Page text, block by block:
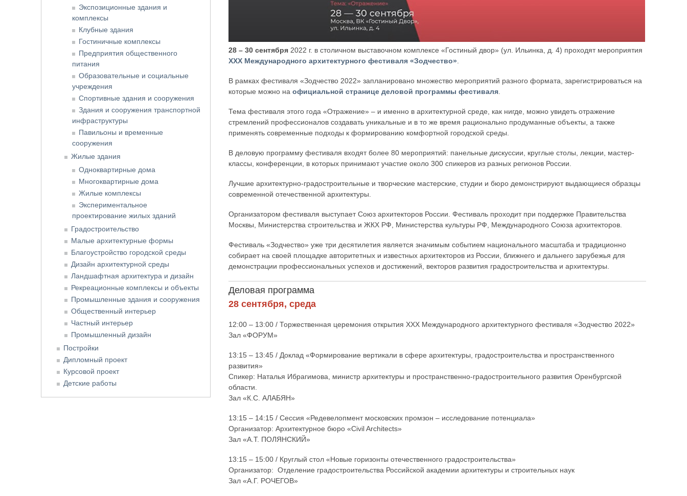
28 – 30 сентября 2022 г. в столичном выставочном комплексе «Гостиный двор» (ул. Ильинка, д. 4) проходят мероприятия
XXX Международного архитектурного фестиваля «Зодчество»
В рамках фестиваля «Зодчество 2022» запланировано множество мероприятий разного формата, зарегистрироваться на
которые можно наофициальной странице деловой программы фестиваля
Тема фестиваля этого года «Отражение» – и именно в архитектурной среде, как нигде, можно увидеть отражение
стремлений профессионалов создавать уникальные и в то же время рационально продуманные объекты, а также
применять современные подходы к формированию комфортной городской среды.
В деловую программу фестиваля входят более 80 мероприятий: панельные дискуссии, круглые столы, лекции, мастер-
классы, конференции, в которых принимают участие около 300 спикеров из разных регионов России.
Лучшие архитектурно-градостроительные и творческие мастерские, студии и бюро демонстрируют выдающиеся образцы
современной отечественной архитектуры.
Организатором фестиваля выступает Союз архитекторов России. Фестиваль проходит при поддержке Правительства
Москвы, Министерства строительства и ЖКХ РФ, Министерства культуры РФ, Международного Союза архитекторов.
Фестиваль «Зодчество» уже три десятилетия является значимым событием национального масштаба и традиционно
собирает на своей площадке авторитетных и известных архитекторов из России, ближнего и дальнего зарубежья для
демонстрации профессиональных успехов и достижений, векторов развития градостроительства и архитектуры.
Деловая программа
28 сентября, среда
12:00 – 13:00 / Торжественная церемония открытия XXX Международного архитектурного фестиваля «Зодчество 2022»
Зал «ФОРУМ»
13:15 – 13:45 / Доклад «Формирование вертикали в сфере архитектуры, градостроительства и пространственного
развития»
Спикер: Наталья Ибрагимова, министр архитектуры и пространственно-градостроительного развития Оренбургской
области.
Зал «К.С. АЛАБЯН»
13:15 – 14:15 / Сессия «Редевелопмент московских промзон – исследование потенциала»
Организатор: Архитектурное бюро «Civil Architects»
Зал «А.Т. ПОЛЯНСКИЙ»
13:15 – 15:00 / Круглый стол «Новые горизонты отечественного градостроительства»
Организатор: Отделение градостроительства Российской академии архитектуры и строительных наук
Зал «А.Г. РОЧЕГОВ»
Экспозиционные здания и
комплексы
Клубные здания
Гостиничные комплексы
Предприятия общественного
питания
Образовательные и социальные
учреждения
Спортивные здания и сооружения
Здания и сооружения транспортной
инфраструктуры
Павильоны и временные
сооружения
Жилые здания
Одноквартирные дома
Многоквартирные дома
Жилые комплексы
Экспериментальное
проектирование жилых зданий
Градостроительство
Малые архитектурные формы
Благоустройство городской среды
Дизайн архитектурной среды
Ландшафтная архитектура и дизайн
Рекреационные комплексы и объекты
Промышленные здания и сооружения
Общественный интерьер
Частный интерьер
Промышленный дизайн
Постройки
Дипломный проект
Курсовой проект
Детские работы